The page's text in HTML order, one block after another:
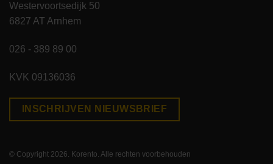
Westervoortsedijk 50
6827 AT Arnhem
026 - 389 89 00
KVK 09136036
INSCHRIJVEN NIEUWSBRIEF
© Copyright 2026. Korento. Alle rechten voorbehouden